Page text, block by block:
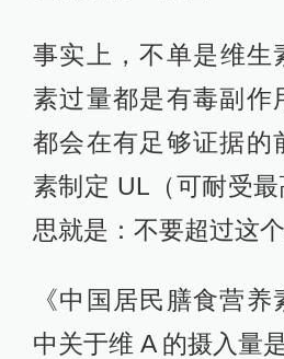
事实上，不单是维生
素过量都是有毒副作
都会在有足够证据的
素制定 UL（可耐受
思就是：不要超过这个
《中国居民膳食营养
中关于维 A 的摄入量